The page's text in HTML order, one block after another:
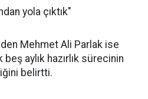
yola çıktık"
Mehmet Ali Parlak ise
aylık hazırlık sürecinin
belirtti.